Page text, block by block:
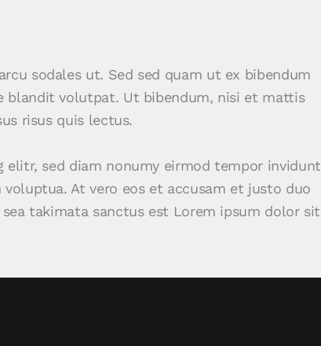
sodales ut. Sed sed quam ut ex bibendum
blandit volutpat. Ut bibendum, nisi et mattis
risus quis lectus.
sed diam nonumy eirmod tempor invidunt
At vero eos et accusam et justo duo
takimata sanctus est Lorem ipsum dolor sit